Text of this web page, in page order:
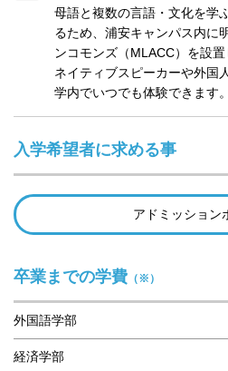
母語と複数の言語・文化を学
るため、浦安キャンパス内に
ンコモンズ（MLACC）を設
ネイティブスピーカーや外国
学内でいつでも体験できます。
入学希望者に求める事
アドミッション
卒業までの学費 （※）
外国語学部
経済学部